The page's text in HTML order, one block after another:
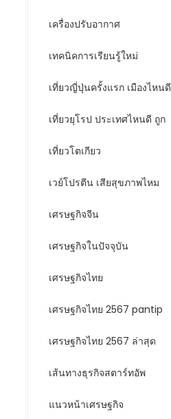
เครื่องปรับอากาศ
เทคนิคการเรียนรู้ใหม่
เที่ยวญี่ปุ่นครั้งแรก เมืองไหนดี
เที่ยวยุโรป ประเทศไหนดี ถูก
เที่ยวโตเกียว
เวย์โปรตีน เสียสุขภาพไหม
เศรษฐกิจจีน
เศรษฐกิจในปัจจุบัน
เศรษฐกิจไทย
เศรษฐกิจไทย 2567 pantip
เศรษฐกิจไทย 2567 ล่าสุด
เส้นทางธุรกิจสตาร์ทอัพ
แนวหน้าเศรษฐกิจ